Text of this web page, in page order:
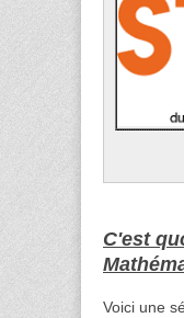
C'est
Voici une